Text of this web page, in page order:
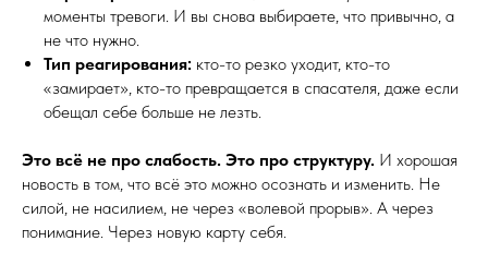
моменты тревоги. И вы снова выбираете, что привычно, а
не что нужно.
Тип реагирования: кто-то резко уходит, кто-то
«замирает», кто-то превращается в спасателя, даже если
обещал себе больше не лезть.
Это всё не про слабость. Это про структуру. И хорошая
новость в том, что всё это можно осознать и изменить. Не
силой, не насилием, не через «волевой прорыв». А через
понимание. Через новую карту себя.